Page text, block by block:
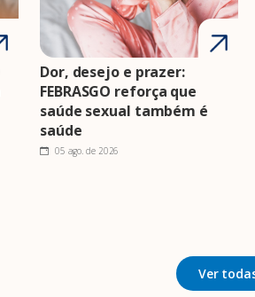
Dor, desejo e prazer:
FEBRASGO reforça que
saúde sexual também é
saúde
05 ago. de 2026
Ver